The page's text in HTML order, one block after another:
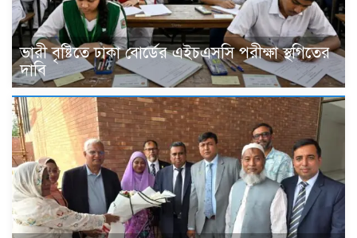
ভারী বৃষ্টিতে ঢাকা বোর্ডের এইচএসসি পরীক্ষা স্থগিতের
দাবি